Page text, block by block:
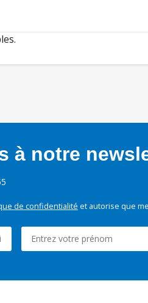
à notre
de confidentialité et autorise que